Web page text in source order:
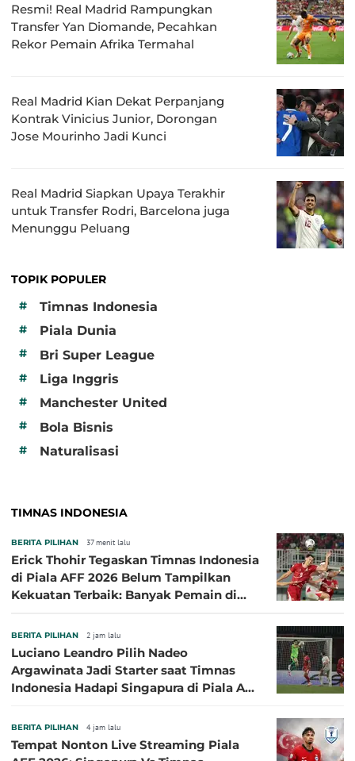
Resmi! Real Madrid Rampungkan
Transfer Yan Diomande, Pecahkan
Rekor Pemain Afrika Termahal
Real Madrid Kian Dekat Perpanjang
Kontrak Vinicius Junior, Dorongan
Jose Mourinho Jadi Kunci
Real Madrid Siapkan Upaya Terakhir
untuk Transfer Rodri, Barcelona juga
Menunggu Peluang
TOPIK POPULER
#
Timnas Indonesia
# Piala Dunia
# Bri Super League
# Liga Inggris
# Manchester United
# Bola Bisnis
# Naturalisasi
TIMNAS INDONESIA
BERITA PILIHAN 37 menit lalu
Erick Thohir Tegaskan Timnas Indonesia
di Piala AFF 2026 Belum Tampilkan
Kekuatan Terbaik: Banyak Pemain di
BERITA PILIHAN 2 jam lalu
Luciano Leandro Pilih Nadeo
Argawinata Jadi Starter saat Timnas
Indonesia Hadapi Singapura di Piala AFF
BERITA PILIHAN 4 jam lalu
Tempat Nonton Live Streaming Piala